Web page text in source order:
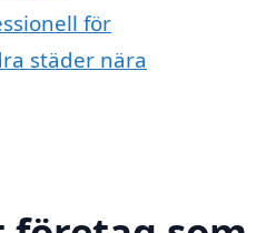
för
städer nära